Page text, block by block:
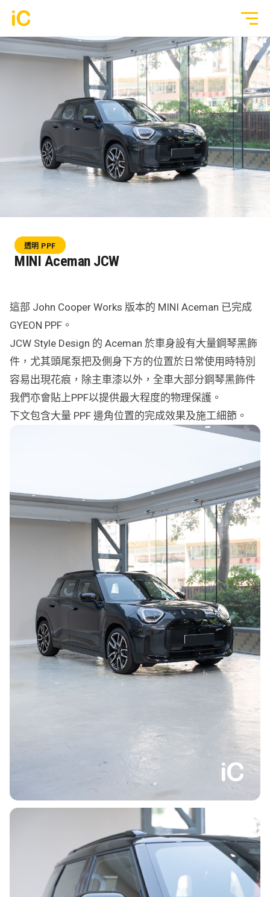
GYEON 傳統鍍膜塗層
ULGO® Black Infinity™ 自修復鍍膜
PPF 車漆保護膜
透明 GYEON® PPF
3M® Crystalline™ 玻璃隔熱膜
行車紀錄儀安裝
為您推薦
車漆保護方案建議
全部作品
透明 PPF
轉色 Color PPF
透明 PPF
MINI Aceman JCW
這部 John Cooper Works 版本的 MINI Aceman 已完成
GYEON PPF。
JCW Style Design 的 Aceman 於車身設有大量鋼琴黑飾
件，尤其頭尾泵把及側身下方的位置於日常使用時特別
容易出現花痕，除主車漆以外，全車大部分鋼琴黑飾件
我們亦會貼上PPF以提供最大程度的物理保護。
下文包含大量 PPF 邊角位置的完成效果及施工細節。